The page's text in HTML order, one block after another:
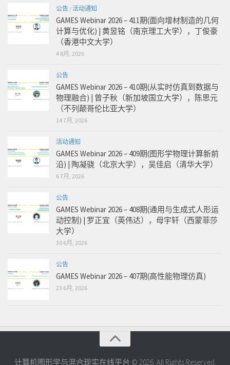
公告 /活动通知
GAMES Webinar 2026 – 411期(面向增材制造的几何
计算与优化) | 黄昱铭（南京理工大学），丁俊豪
（香港中文大学）
4 8月, 2026
公告
GAMES Webinar 2026 – 410期(从实时仿真到数据与
物理融合) | 曾子秋（新加坡国立大学），陈思元
（不列颠哥伦比亚大学）
14 7月, 2026
活动通知
GAMES Webinar 2026 – 409期(图形学物理计算新前
沿) | 陶凝骁（北京大学），吴佳启（清华大学）
6 7月, 2026
公告
GAMES Webinar 2026 – 408期(通用与生成式人形运
动控制) | 罗正宜（英伟达），母宇轩（西蒙菲莎
大学）
30 6月, 2026
公告
GAMES Webinar 2026 – 407期(高性能物理仿真)
23 6月, 2026
计算机图形学与混合现实在线平台 © 2026. All Rights Reserved.